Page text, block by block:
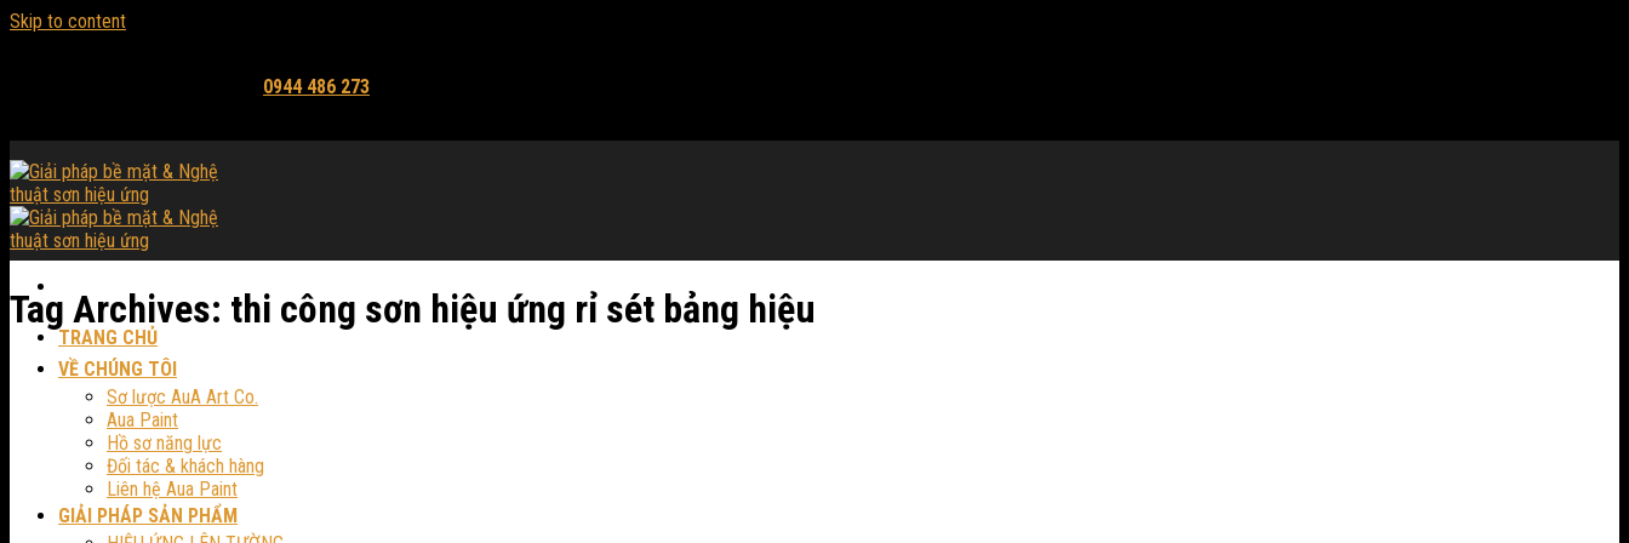
Skip to content
0944 486 273
TRANG CHỦ
VỀ CHÚNG TÔI
Sơ lược AuA Art Co.
Aua Paint
Hồ sơ năng lực
Đối tác & khách hàng
Liên hệ Aua Paint
GIẢI PHÁP SẢN PHẨM
Tag Archives: thi công sơn hiệu ứng rỉ sét bảng hiệu